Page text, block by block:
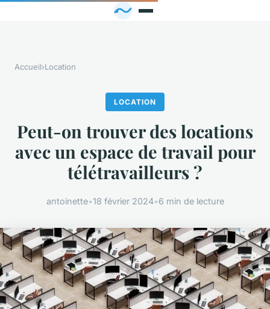
Accueil›Location
LOCATION
Peut-on trouver des locations
avec un espace de travail pour
télétravailleurs ?
antoinette•18 février 2024•6 min de lecture